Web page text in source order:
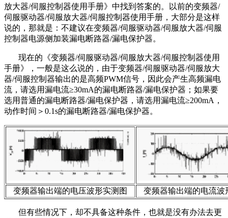
放大器/伺服控制器使用手册》中找到答案的。以前的变频器/
伺服驱动器/伺服放大器/伺服控制器使用手册，大部分是这样
说的，那就是：不建议在变频器/伺服驱动器/伺服放大器/伺服
控制器电源侧加装漏电断路器/漏电保护器。
现在的《变频器/伺服驱动器/伺服放大器/伺服控制器使用
手册》，一般是这么说的，由于变频器/伺服驱动器/伺服放大
器/伺服控制器输出的是高频PWM信号，因此会产生高频漏电
流，请选用漏电流≥30mA的漏电断路器/漏电保护器；如果要
选用普通的漏电断路器/漏电保护器，请选用漏电流≥200mA，
动作时间＞0.1s的漏电断路器/漏电保护器。
变频器输出端的电压波形实测图 变频器输出端的电流波
但有些情况下，却不具备这种条件，也就是没有办法去更